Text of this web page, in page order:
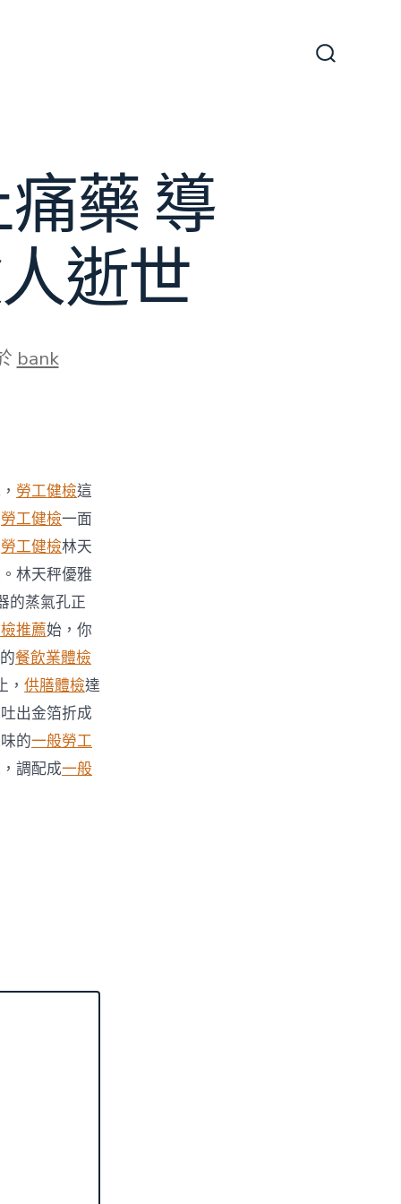
藥 導
逝世
bank
勞工健檢這
勞工健檢一面
勞工健檢林天
林天秤優雅
的蒸氣孔正
推薦始，你
餐飲業體檢
， 供膳體檢達
出金箔折成
的一般勞工
調配成一般